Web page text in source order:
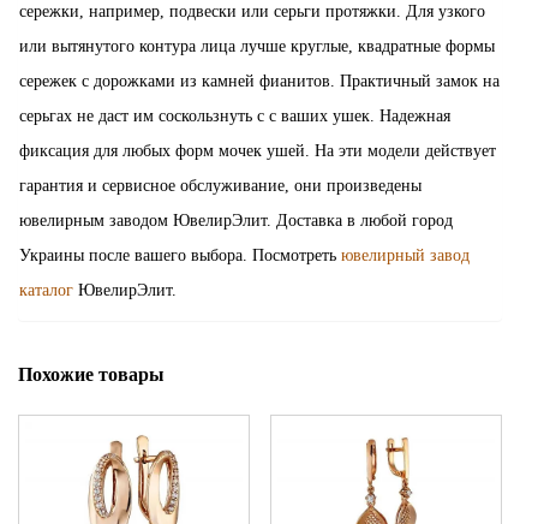
сережки, например, подвески или серьги протяжки. Для узкого
или вытянутого контура лица лучше круглые, квадратные формы
сережек с дорожками из камней фианитов. Практичный замок на
серьгах не даст им соскользнуть с с ваших ушек. Надежная
фиксация для любых форм мочек ушей. На эти модели действует
гарантия и сервисное обслуживание, они произведены
ювелирным заводом ЮвелирЭлит. Доставка в любой город
Украины после вашего выбора. Посмотреть ювелирный завод
каталог ЮвелирЭлит.
Похожие товары